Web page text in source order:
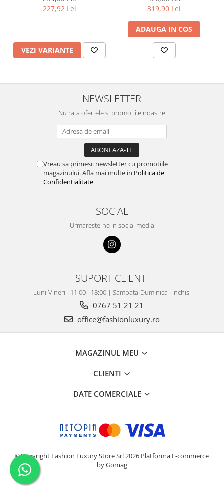
227,92 Lei
VEZI VARIANTE
319,90 Lei
ADAUGA IN COS
NEWSLETTER
Nu rata ofertele si promotiile noastre
Vreau sa primesc newsletter cu promotiile
magazinului. Afla mai multe in Politica de
Confidentialitate
SOCIAL
Urmareste-ne in social media
SUPORT CLIENTI
Luni-Vineri - 11:00 - 18:00 | Sambata-Duminica : Inchis.
0767 51 21 21
office@fashionluxury.ro
MAGAZINUL MEU
CLIENTI
DATE COMERCIALE
©Copyright Fashion Luxury Store Srl 2026 Platforma E-commerce
by Gomag